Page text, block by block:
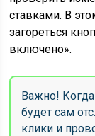
ставками. В
загореться
включено».
Важно! Когда
будет сам
клики и